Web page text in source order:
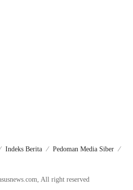
Indeks Berita
Pedoman Media Siber
All right reserved